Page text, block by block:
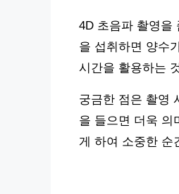
4D 초음파 촬영을
을 섭취하면 양수
시간을 활용하는
궁금한 점은 촬영
을 들으면 더욱 의
게 하여 소중한 순